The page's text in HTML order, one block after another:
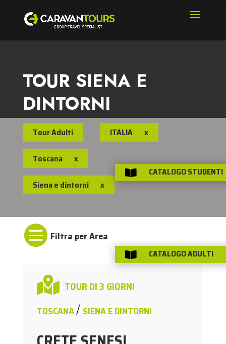
TOUR SIENA E
DINTORNI
Tour Adulti ITALIA x
Toscana x
Siena e dintorni x

 TOUR DI 3 GIORNI
TOSCANA/ SIENA E DINTORNI
 CATALOGO STUDENTI
 CATALOGO ADULTI